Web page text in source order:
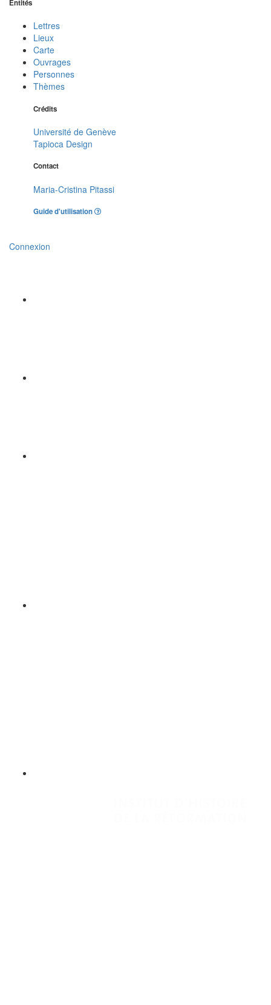
Entités
Lettres
Lieux
Carte
Ouvrages
Personnes
Thèmes
Crédits
Université de Genève
Tapioca Design
Contact
Maria-Cristina Pitassi
Guide d'utilisation
Connexion